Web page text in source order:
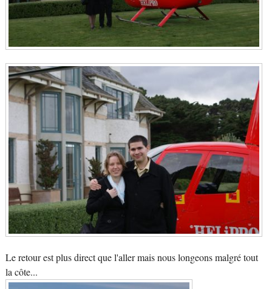
Le retour est plus direct que l'aller mais nous longeons malgré tout
la côte...